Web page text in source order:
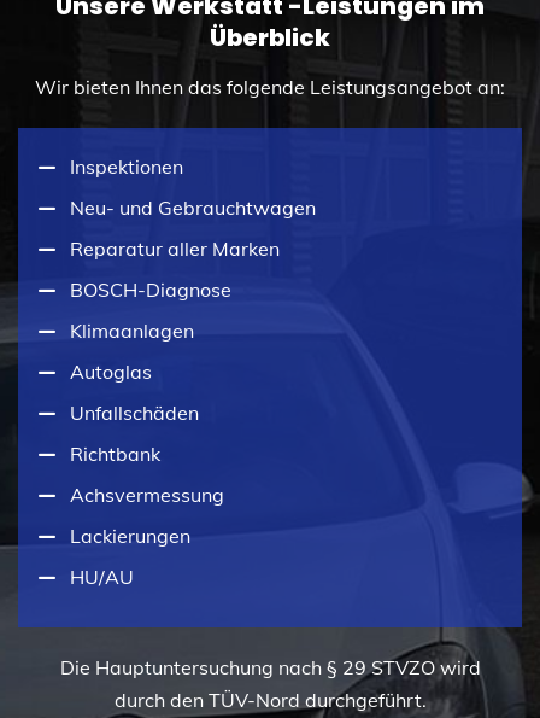
Überblick
Wir bieten Ihnen das folgende Leistungsangebot an:
Inspektionen
Neu- und Gebrauchtwagen
Reparatur aller Marken
BOSCH-Diagnose
Klimaanlagen
Autoglas
Unfallschäden
Richtbank
Achsvermessung
Lackierungen
HU/AU
Die Hauptuntersuchung nach § 29 STVZO wird
durch den TÜV-Nord durchgeführt.